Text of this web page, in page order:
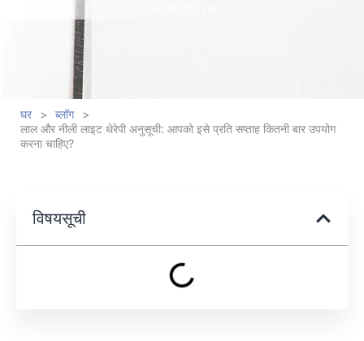
घर > ब्लॉग
>
लाल और नीली लाइट थेरेपी अनुसूची: आपको इसे प्रति सप्ताह कितनी बार उपयोग
करना चाहिए?
विषयसूची